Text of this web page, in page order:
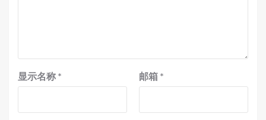
显示名称 * 邮箱 *